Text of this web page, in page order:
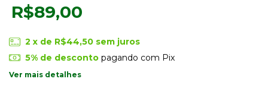
R$89,00
2 x de R$44,50 sem juros
5% de descontopagando com Pix
Ver mais detalhes